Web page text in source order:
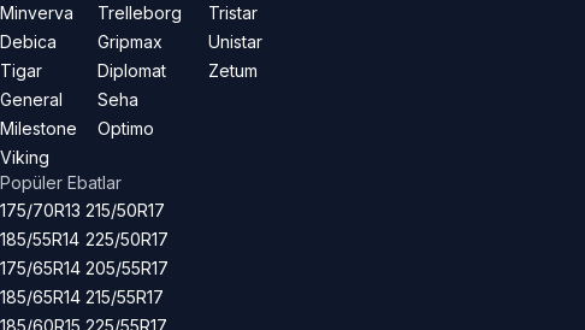
Minverva
Debica
Tigar
General
Milestone
Viking
Trelleborg
Gripmax
Diplomat
Seha
Optimo
Tristar
Unistar
Zetum
Popüler Ebatlar
175/70R13
185/55R14
175/65R14
185/65R14
185/60R15
215/50R17
225/50R17
205/55R17
215/55R17
225/55R17